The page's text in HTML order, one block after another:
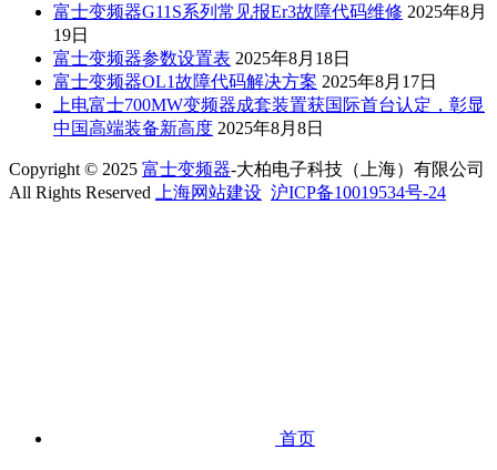
富士变频器G11S系列常见报Er3故障代码维修 2025年8月
19日
富士变频器参数设置表 2025年8月18日
富士变频器OL1故障代码解决方案 2025年8月17日
上电富士700MW变频器成套装置获国际首台认定，彰显
中国高端装备新高度 2025年8月8日
Copyright © 2025 富士变频器-大柏电子科技（上海）有限公司
All Rights Reserved
上海网站建设 沪ICP备10019534号-24
首页